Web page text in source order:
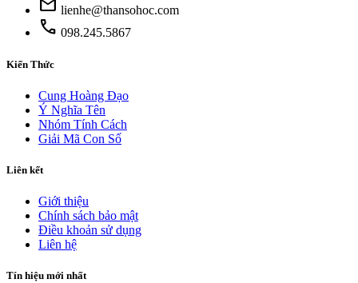
mail lienhe@thansohoc.com
phone 098.245.5867
Kiến Thức
Cung Hoàng Đạo
Ý Nghĩa Tên
Nhóm Tính Cách
Giải Mã Con Số
Liên kết
Giới thiệu
Chính sách bảo mật
Điều khoản sử dụng
Liên hệ
Tín hiệu mới nhất